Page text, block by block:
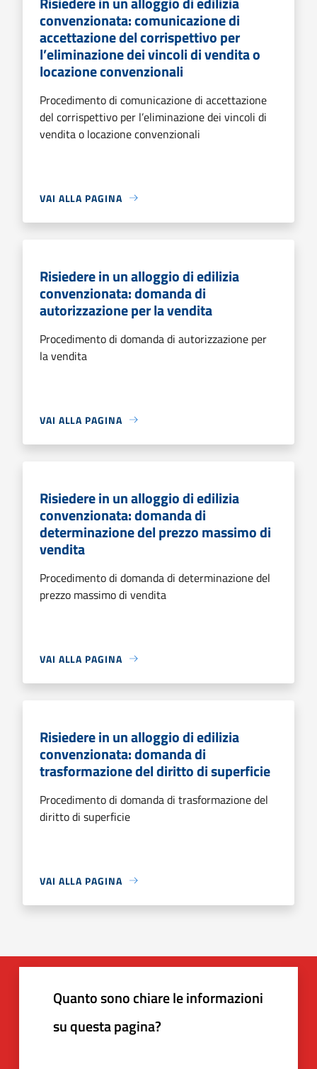
convenzionata: comunicazione di
accettazione del corrispettivo per
l’eliminazione dei vincoli di vendita o
locazione convenzionali
Procedimento di comunicazione di accettazione
del corrispettivo per l’eliminazione dei vincoli di
vendita o locazione convenzionali
VAI ALLA PAGINA
Risiedere in un alloggio di edilizia
convenzionata: domanda di
autorizzazione per la vendita
Procedimento di domanda di autorizzazione per
la vendita
VAI ALLA PAGINA
Risiedere in un alloggio di edilizia
convenzionata: domanda di
determinazione del prezzo massimo di
vendita
Procedimento di domanda di determinazione del
prezzo massimo di vendita
VAI ALLA PAGINA
Risiedere in un alloggio di edilizia
convenzionata: domanda di
trasformazione del diritto di superficie
Procedimento di domanda di trasformazione del
diritto di superficie
VAI ALLA PAGINA
Quanto sono chiare le informazioni
su questa pagina?